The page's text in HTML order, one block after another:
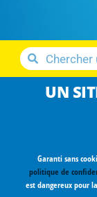
UN
Garanti sans
politique de
est dangereux pour